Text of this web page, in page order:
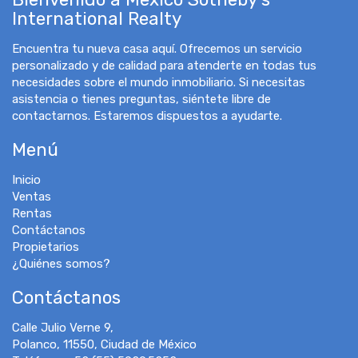
International Realty
Encuentra tu nueva casa aquí. Ofrecemos un servicio
personalizado y de calidad para atenderte en todas tus
necesidades sobre el mundo inmobiliario. Si necesitas
asistencia o tienes preguntas, siéntete libre de
contactarnos. Estaremos dispuestos a ayudarte.
Menú
Inicio
Ventas
Rentas
Contáctanos
Propietarios
¿Quiénes somos?
Contáctanos
Calle Julio Verne 9,
Polanco, 11550, Ciudad de México